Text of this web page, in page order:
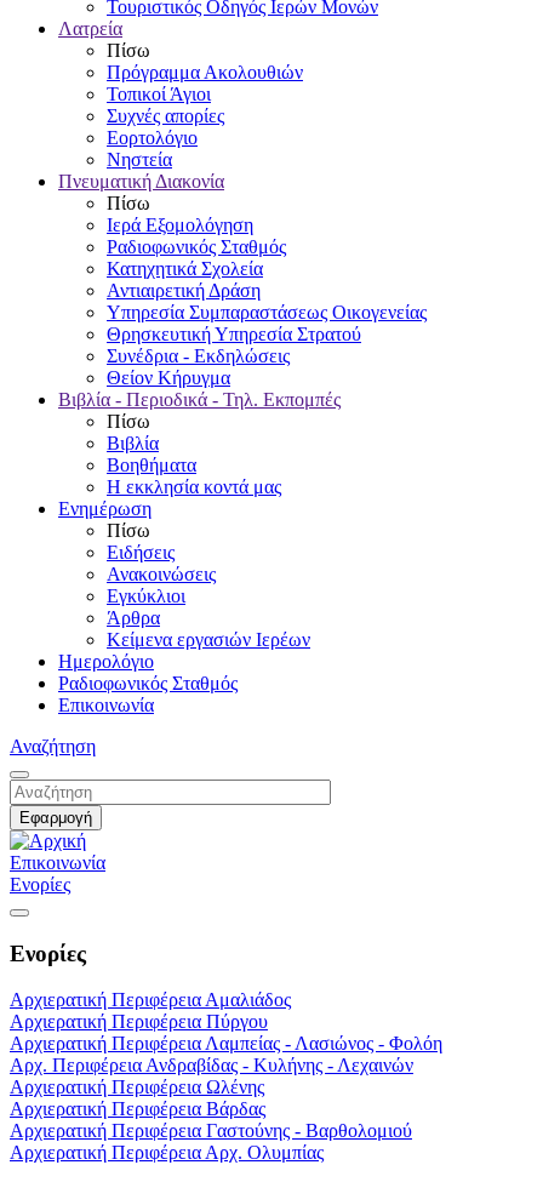
Τουριστικός Οδηγός Ιερών Μονών
Λατρεία
Πίσω
Πρόγραμμα Ακολουθιών
Τοπικοί Άγιοι
Συχνές απορίες
Εορτολόγιο
Νηστεία
Πνευματική Διακονία
Πίσω
Ιερά Εξομολόγηση
Ραδιοφωνικός Σταθμός
Κατηχητικά Σχολεία
Αντιαιρετική Δράση
Υπηρεσία Συμπαραστάσεως Οικογενείας
Θρησκευτική Υπηρεσία Στρατού
Συνέδρια - Εκδηλώσεις
Θείον Κήρυγμα
Βιβλία - Περιοδικά - Τηλ. Εκπομπές
Πίσω
Βιβλία
Βοηθήματα
Η εκκλησία κοντά μας
Ενημέρωση
Πίσω
Ειδήσεις
Ανακοινώσεις
Εγκύκλιοι
Άρθρα
Κείμενα εργασιών Ιερέων
Ημερολόγιο
Ραδιοφωνικός Σταθμός
Επικοινωνία
Αναζήτηση
Επικοινωνία
Ενορίες
Ενορίες
Αρχιερατική Περιφέρεια Αμαλιάδος
Αρχιερατική Περιφέρεια Πύργου
Αρχιερατική Περιφέρεια Λαμπείας - Λασιώνος - Φολόη
Αρχ. Περιφέρεια Ανδραβίδας - Κυλήνης - Λεχαινών
Αρχιερατική Περιφέρεια Ωλένης
Αρχιερατική Περιφέρεια Βάρδας
Αρχιερατική Περιφέρεια Γαστούνης - Βαρθολομιού
Αρχιερατική Περιφέρεια Αρχ. Ολυμπίας